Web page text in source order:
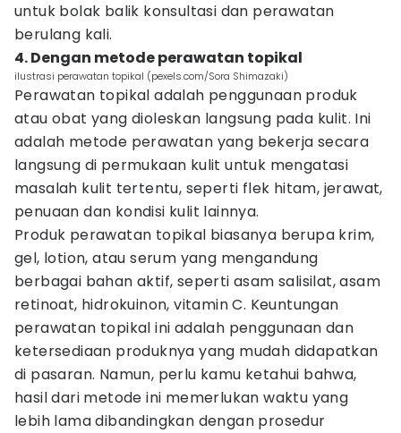
untuk bolak balik konsultasi dan perawatan
berulang kali.
4. Dengan metode perawatan topikal
ilustrasi perawatan topikal (pexels.com/Sora Shimazaki)
Perawatan topikal adalah penggunaan produk
atau obat yang dioleskan langsung pada kulit. Ini
adalah metode perawatan yang bekerja secara
langsung di permukaan kulit untuk mengatasi
masalah kulit tertentu, seperti flek hitam, jerawat,
penuaan dan kondisi kulit lainnya.
Produk perawatan topikal biasanya berupa krim,
gel, lotion, atau serum yang mengandung
berbagai bahan aktif, seperti asam salisilat, asam
retinoat, hidrokuinon, vitamin C. Keuntungan
perawatan topikal ini adalah penggunaan dan
ketersediaan produknya yang mudah didapatkan
di pasaran. Namun, perlu kamu ketahui bahwa,
hasil dari metode ini memerlukan waktu yang
lebih lama dibandingkan dengan prosedur